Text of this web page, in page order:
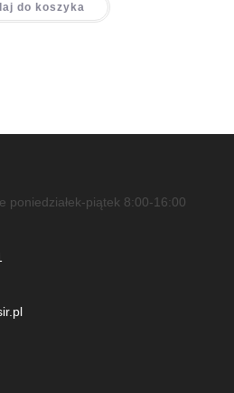
do koszyka
poniedziałek-piątek 8:00-16:00